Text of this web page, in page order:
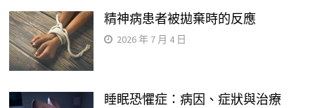
精神病患者被拋棄時的反應
2026 年 7 月 4 日
睡眠恐懼症：病因、症狀與治療